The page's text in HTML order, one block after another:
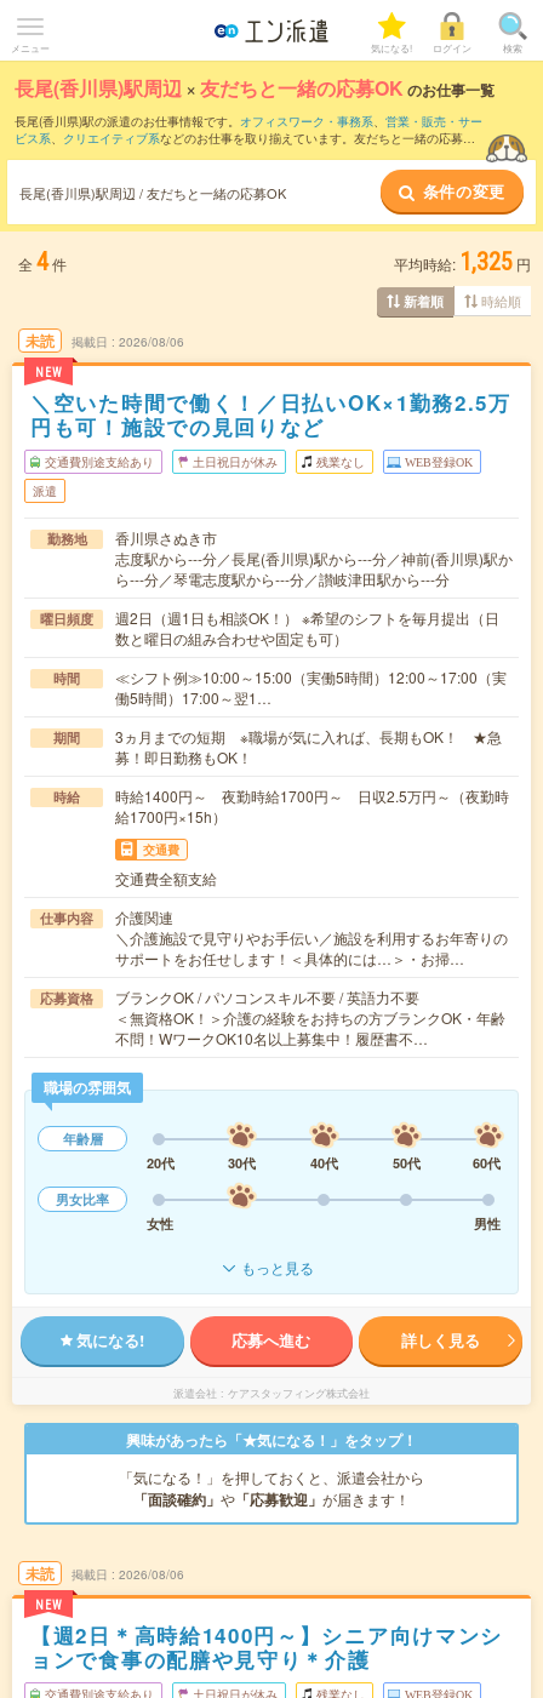
メニュー 気になる! ログイン 検索
長尾(香川県)駅周辺 ×友だちと一緒の応募OK のお仕事一覧
長尾(香川県)駅の派遣のお仕事情報です。 オフィスワーク・事務系、 営業・販売・サー
ビス系、 クリエイティブ系などのお仕事を取り揃えています。友だちと一緒の応募OK
長尾(香川県)駅周辺 / 友だちと一緒の応募OK 条件の変更
全 4件 平均時給: 1,325 円
新着順 時給順
未読
NEW
掲載日 2026/08/06
＼空いた時間で働く！／日払いOK×1勤務2.5万
円も可！施設での見回りなど
交通費別途支給あり 土日祝日が休み 残業なし WEB登録OK
派遣
勤務地
香川県さぬき市
志度駅から---分／長尾(香川県)駅から---分／神前(香川県)駅か
ら---分／琴電志度駅から---分／讃岐津田駅から---分
曜日頻度
週2日（週1日も相談OK！） ※希望のシフトを毎月提出（日
数と曜日の組み合わせや固定も可）
時間
≪シフト例≫10:00～15:00（実働5時間）12:00～17:00（実
働5時間）17:00～翌1…
期間
3ヵ月までの短期 ※職場が気に入れば、長期もOK！ ★急
募！即日勤務もOK！
時給
時給1400円～ 夜勤時給1700円～ 日収2.5万円～（夜勤時
給1700円×15h）
交通費
交通費全額支給
仕事内容
介護関連
＼介護施設で見守りやお手伝い／施設を利用するお年寄りの
サポートをお任せします！＜具体的には…＞・お掃…
応募資格
ブランクOK / パソコンスキル不要 / 英語力不要
＜無資格OK！＞介護の経験をお持ちの方ブランクOK・年齢
不問！WワークOK10名以上募集中！履歴書不…
職場の雰囲気
年齢層
20代
30代 40代 50代
60代
男女比率
女性
男性
もっと見る
気になる! 応募へ進む 詳しく見る
派遣会社 ケアスタッフィング株式会社
興味があったら「★気になる！」をタップ！
「気になる！」を押しておくと、派遣会社から
「面談確約」 や 「応募歓迎」 が届きます！
未読
NEW
掲載日 2026/08/06
【週2日＊高時給1400円～】シニア向けマンシ
ョンで食事の配膳や見守り＊介護
交通費別途支給あり 土日祝日が休み 残業なし WEB登録OK